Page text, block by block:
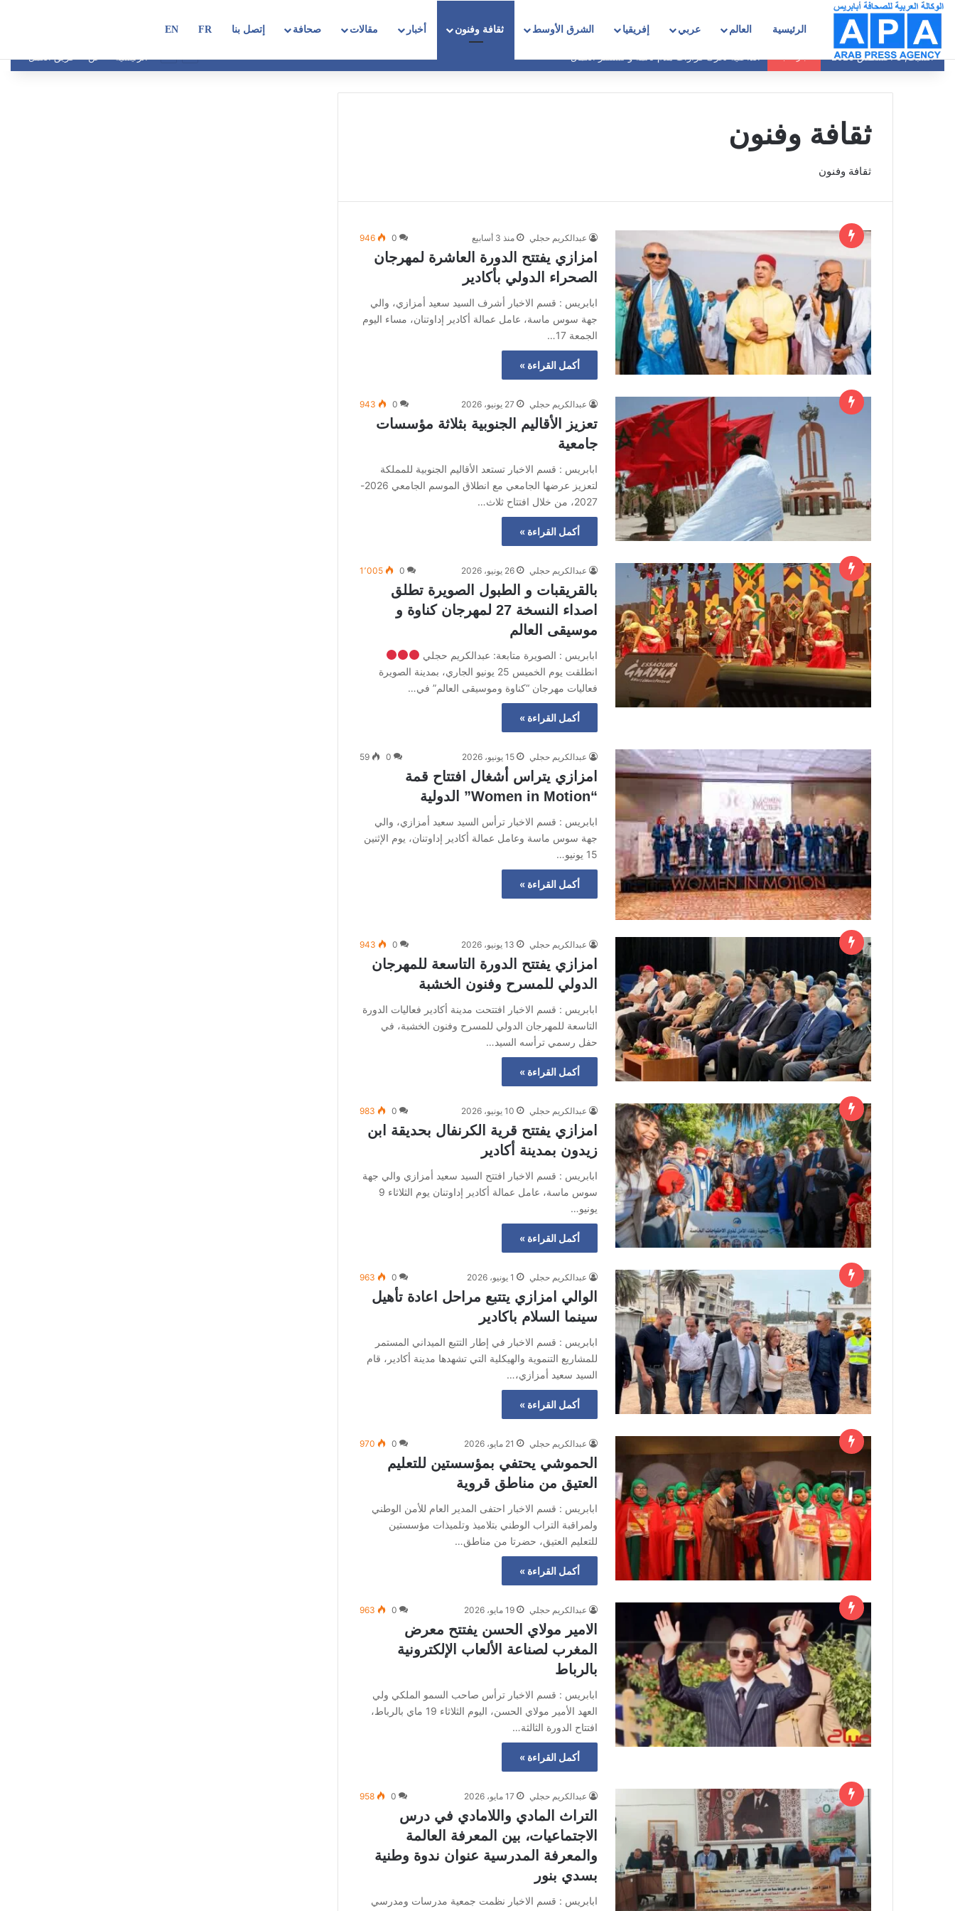
الرئيسية العالم عربي إفريقيا الشرق الأوسط ثقافة وفنون أخبار مقالات صحافة إتصل بنا FR
EN
السبت, 8 أغسطس 2026 أخبار عاجلة الرئيسية عن فريق العمل
ثقافة وفنون
ثقافة وفنون
عبدالكريم حجلي منذ 3 أسابيع 0
946
امزازي يفتتح الدورة العاشرة لمهرجان
الصحراء الدولي بأكادير
ابابريس : قسم الاخبار أشرف السيد سعيد أمزازي، والي
جهة سوس ماسة، عامل عمالة أكادير إداوتنان، مساء اليوم
الجمعة 17…
أكمل القراءة »
عبدالكريم حجلي 27 يونيو، 2026 0
943
تعزيز الأقاليم الجنوبية بثلاثة مؤسسات
جامعية
ابابريس : قسم الاخبار تستعد الأقاليم الجنوبية للمملكة
لتعزيز عرضها الجامعي مع انطلاق الموسم الجامعي 2026-
2027، من خلال افتتاح ثلاث…
أكمل القراءة »
عبدالكريم حجلي 26 يونيو، 2026 0 1٬005
بالقريقبات و الطبول الصويرة تطلق
اصداء النسخة 27 لمهرجان كناوة و
موسيقى العالم
ابابريس : الصويرة متابعة: عبدالكريم حجلي
انطلقت يوم الخميس 25 يونيو الجاري، بمدينة الصويرة
فعاليات مهرجان “كناوة وموسيقى العالم” في…
أكمل القراءة »
عبدالكريم حجلي 15 يونيو، 2026 0
59
امزازي يتراس أشغال افتتاح قمة
“Women in Motion” الدولية
ابابريس : قسم الاخبار ترأس السيد سعيد أمزازي، والي
جهة سوس ماسة وعامل عمالة أكادير إداوتنان، يوم الإثنين
15 يونيو…
أكمل القراءة »
عبدالكريم حجلي 13 يونيو، 2026 0
943
امزازي يفتتح الدورة التاسعة للمهرجان
الدولي للمسرح وفنون الخشبة
ابابريس : قسم الاخبار افتتحت مدينة أكادير فعاليات الدورة
التاسعة للمهرجان الدولي للمسرح وفنون الخشبة، في
حفل رسمي ترأسه السيد…
أكمل القراءة »
عبدالكريم حجلي 10 يونيو، 2026 0
983
امزازي يفتتح قرية الكرنفال بحديقة ابن
زيدون بمدينة أكادير
ابابريس : قسم الاخبار افتتح السيد سعيد أمزازي والي جهة
سوس ماسة، عامل عمالة أكادير إداوتنان يوم الثلاثاء 9
يونيو…
أكمل القراءة »
عبدالكريم حجلي 1 يونيو، 2026 0
963
الوالي امزازي يتتبع مراحل اعادة تأهيل
سينما السلام باكادير
ابابريس : قسم الاخبار في إطار التتبع الميداني المستمر
للمشاريع التنموية والهيكلية التي تشهدها مدينة أكادير، قام
السيد سعيد أمزازي،…
أكمل القراءة »
عبدالكريم حجلي 21 مايو، 2026 0
970
الحموشي يحتفي بمؤسستين للتعليم
العتيق من مناطق قروية
ابابريس : قسم الاخبار احتفى المدير العام للأمن الوطني
ولمراقبة التراب الوطني بتلاميذ وتلميذات مؤسستين
للتعليم العتيق، حضرتا من مناطق…
أكمل القراءة »
عبدالكريم حجلي 19 مايو، 2026 0
963
الامير مولاي الحسن يفتتح معرض
المغرب لصناعة الألعاب الإلكترونية
بالرباط
ابابريس : قسم الاخبار ترأس صاحب السمو الملكي ولي
العهد الأمير مولاي الحسن، اليوم الثلاثاء 19 ماي بالرباط،
افتتاح الدورة الثالثة…
أكمل القراءة »
عبدالكريم حجلي 17 مايو، 2026 0
958
التراث المادي واللامادي في درس
الاجتماعيات، بين المعرفة العالمة
والمعرفة المدرسية عنوان ندوة وطنية
بسدي بنور
ابابريس : قسم الاخبار نظمت جمعية مدرسات ومدرسي